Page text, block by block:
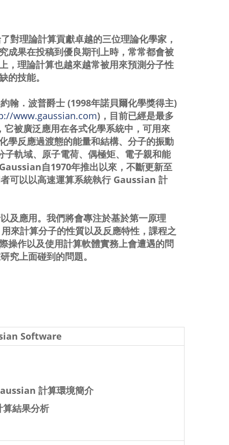
對理論計算貢獻卓越的三位理論化學家，
成果在投稿到優良期刊上時，常常都會被
，理論計算也越來越常被用來預測分子性
的技能。
翰．波普爵士 (1998年諾貝爾化學獎得主)
www.gaussian.com)，目前已經是最多
被廣泛應用在各式化學系統中，可用來
學反應過渡態的能量和結構、分子的振動
軌域、原子電荷、偶極矩、電子親和能
自1970年推出以來，不斷更新至
可以以高速運算系統執行 Gaussian 計
及應用。我們將會專注於基於第一原理
計算分子的性質以及反應特性，課程之
操作以及使用計算軟體實務上會遭遇的問
究上面碰到的問題。
Software
計算環境簡介
結果分析